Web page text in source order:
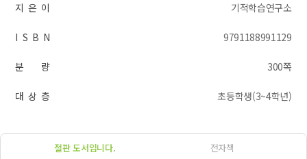
지 은 이 기적학습연구소
I S B N 9791188991129
분 량 300쪽
대 상 층 초등학생(3~4학년)
절판 도서입니다. 전자책